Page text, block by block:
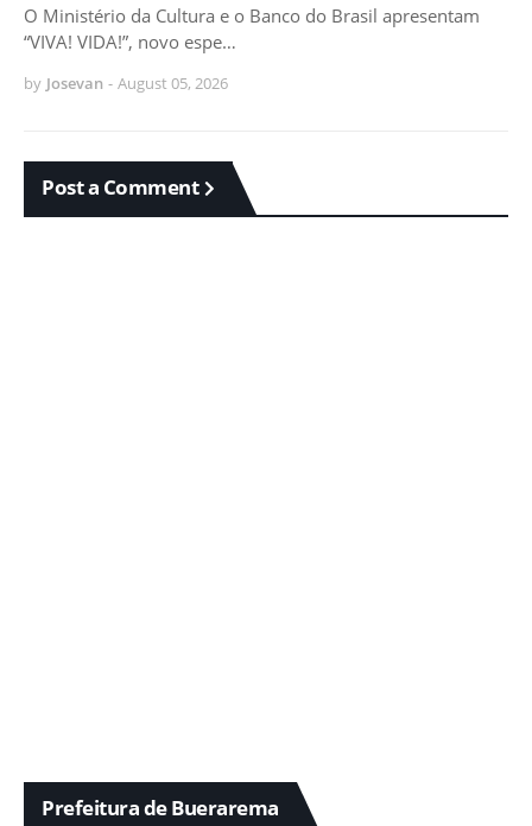
O Ministério da Cultura e o Banco do Brasil apresentam
“VIVA! VIDA!”, novo espe…
by Josevan - August 05, 2026
Post a Comment
Prefeitura de Buerarema